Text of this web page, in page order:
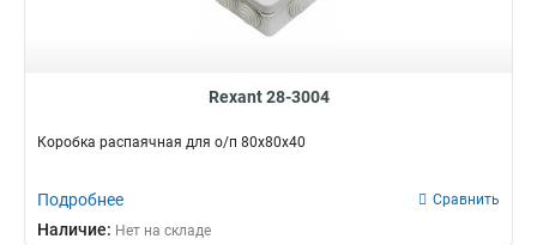
Rexant 28-3004
Коробка распаячная для о/п 80х80х40
Подробнее Сравнить
Наличие: Нет на складе